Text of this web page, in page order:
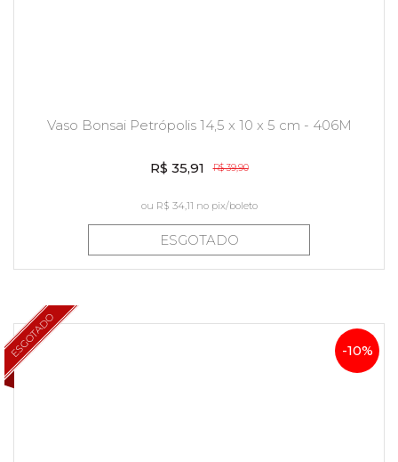
Vaso Bonsai Petrópolis 14,5 x 10 x 5 cm - 406M
R$ 35,91 R$ 39,90
ou R$ 34,11 no pix/boleto
ESGOTADO
ESGOTADO -10%